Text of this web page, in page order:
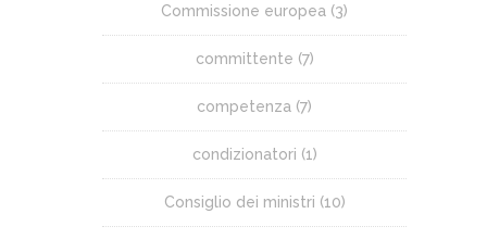
Commissione europea (3)
committente (7)
competenza (7)
condizionatori (1)
Consiglio dei ministri (10)